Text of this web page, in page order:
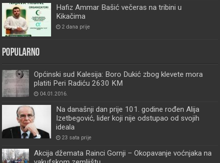
Hafiz Ammar Bašić večeras na tribini u
Kikačima
2 dana prije
Popularno
Općinski sud Kalesija: Boro Dukić zbog klevete mora
platiti Peri Radiću 2630 KM
04.01.2016.
Na današnji dan prije 101. godine rođen Alija
Izetbegović, lider koji nije odstupao od svojih
ideala
23 sata prije
Akcija džemata Rainci Gornji – Okopavanje voćnjaka na